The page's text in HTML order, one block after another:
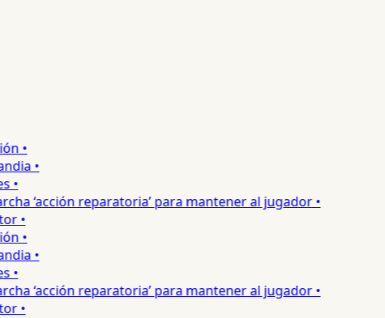
•
•
‘acción reparatoria’ para mantener al jugador •
•
•
•
‘acción reparatoria’ para mantener al jugador •
•